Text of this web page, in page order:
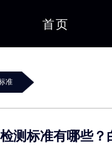
首页
准
测标准有哪些